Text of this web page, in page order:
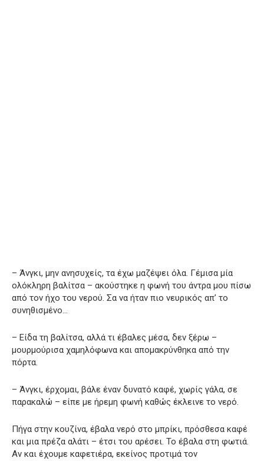
– Άνγκι, μην ανησυχείς, τα έχω μαζέψει όλα. Γέμισα μία
ολόκληρη βαλίτσα – ακούστηκε η φωνή του άντρα μου πίσω
από τον ήχο του νερού. Σα να ήταν πιο νευρικός απ’ το
συνηθισμένο…
– Είδα τη βαλίτσα, αλλά τι έβαλες μέσα, δεν ξέρω –
μουρμούρισα χαμηλόφωνα και απομακρύνθηκα από την
πόρτα.
– Άνγκι, έρχομαι, βάλε έναν δυνατό καφέ, χωρίς γάλα, σε
παρακαλώ – είπε με ήρεμη φωνή καθώς έκλεινε το νερό.
Πήγα στην κουζίνα, έβαλα νερό στο μπρίκι, πρόσθεσα καφέ
και μια πρέζα αλάτι – έτσι του αρέσει. Το έβαλα στη φωτιά.
Αν και έχουμε καφετιέρα, εκείνος προτιμά τον